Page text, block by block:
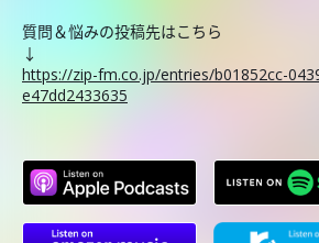
質問＆悩みの投稿先はこちら
↓
https://zip-fm.co.jp/entries/b01852cc-
e47dd2433635